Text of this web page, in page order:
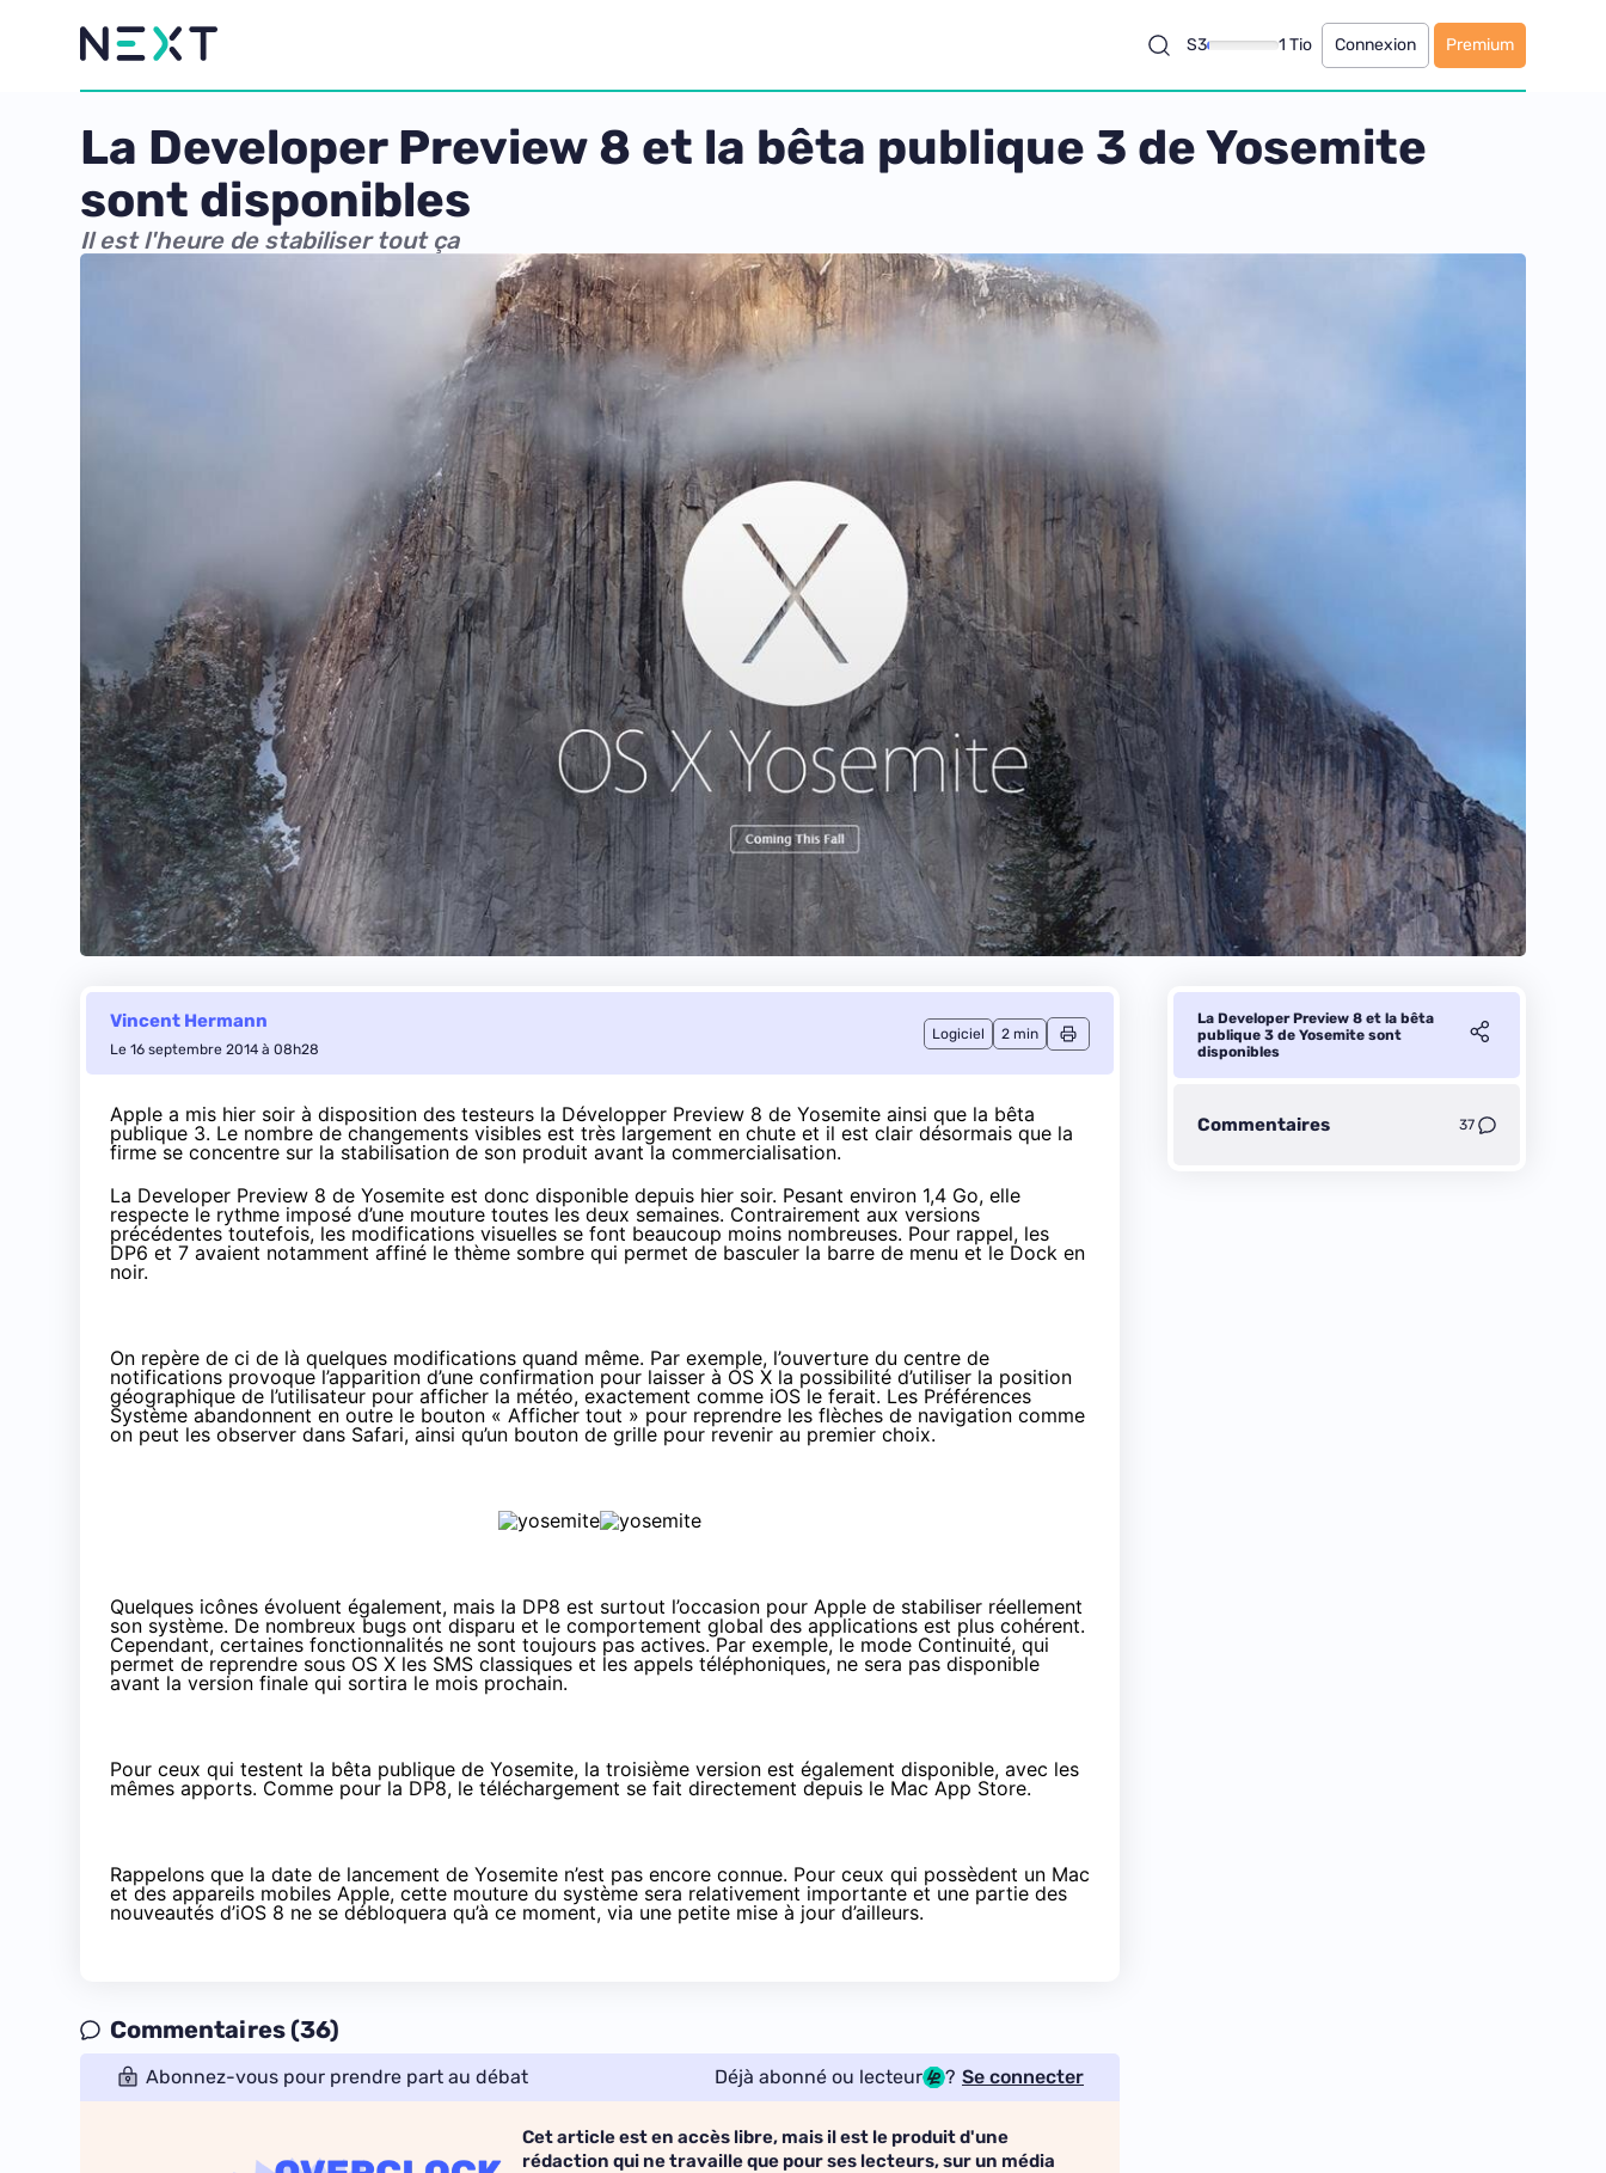
S3 1 Tio Connexion Premium
La Developer Preview 8 et la bêta publique 3 de Yosemite
sont disponibles
Il est l'heure de stabiliser tout ça
Vincent Hermann
Le 16 septembre 2014 à 08h28
Logiciel 2 min
Apple a mis hier soir à disposition des testeurs la Développer Preview 8 de Yosemite ainsi que la bêta
publique 3. Le nombre de changements visibles est très largement en chute et il est clair désormais que la
firme se concentre sur la stabilisation de son produit avant la commercialisation.
La Developer Preview 8 de Yosemite est donc disponible depuis hier soir. Pesant environ 1,4 Go, elle
respecte le rythme imposé d’une mouture toutes les deux semaines. Contrairement aux versions
précédentes toutefois, les modifications visuelles se font beaucoup moins nombreuses. Pour rappel, les
DP6 et 7 avaient notamment affiné le thème sombre qui permet de basculer la barre de menu et le Dock en
noir.
On repère de ci de là quelques modifications quand même. Par exemple, l’ouverture du centre de
notifications provoque l’apparition d’une confirmation pour laisser à OS X la possibilité d’utiliser la position
géographique de l’utilisateur pour afficher la météo, exactement comme iOS le ferait. Les Préférences
Système abandonnent en outre le bouton « Afficher tout » pour reprendre les flèches de navigation comme
on peut les observer dans Safari, ainsi qu’un bouton de grille pour revenir au premier choix.
Quelques icônes évoluent également, mais la DP8 est surtout l’occasion pour Apple de stabiliser réellement
son système. De nombreux bugs ont disparu et le comportement global des applications est plus cohérent.
Cependant, certaines fonctionnalités ne sont toujours pas actives. Par exemple, le mode Continuité, qui
permet de reprendre sous OS X les SMS classiques et les appels téléphoniques, ne sera pas disponible
avant la version finale qui sortira le mois prochain.
Pour ceux qui testent la bêta publique de Yosemite, la troisième version est également disponible, avec les
mêmes apports. Comme pour la DP8, le téléchargement se fait directement depuis le Mac App Store.
Rappelons que la date de lancement de Yosemite n’est pas encore connue. Pour ceux qui possèdent un Mac
et des appareils mobiles Apple, cette mouture du système sera relativement importante et une partie des
nouveautés d’iOS 8 ne se débloquera qu’à ce moment, via une petite mise à jour d’ailleurs.
Commentaires (36)
Abonnez-vous pour prendre part au débat Déjà abonné ou lecteur ? Se connecter
Cet article est en accès libre, mais il est le produit d'une
rédaction qui ne travaille que pour ses lecteurs, sur un média
La Developer Preview 8 et la bêta
publique 3 de Yosemite sont
disponibles
Commentaires 37